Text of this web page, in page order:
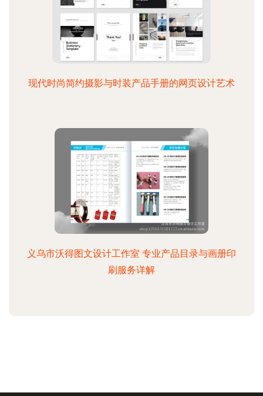
现代时尚简约摄影与时装产品手册的网页设计艺术
义乌市沃得图文设计工作室 专业产品目录与画册印
刷服务详解